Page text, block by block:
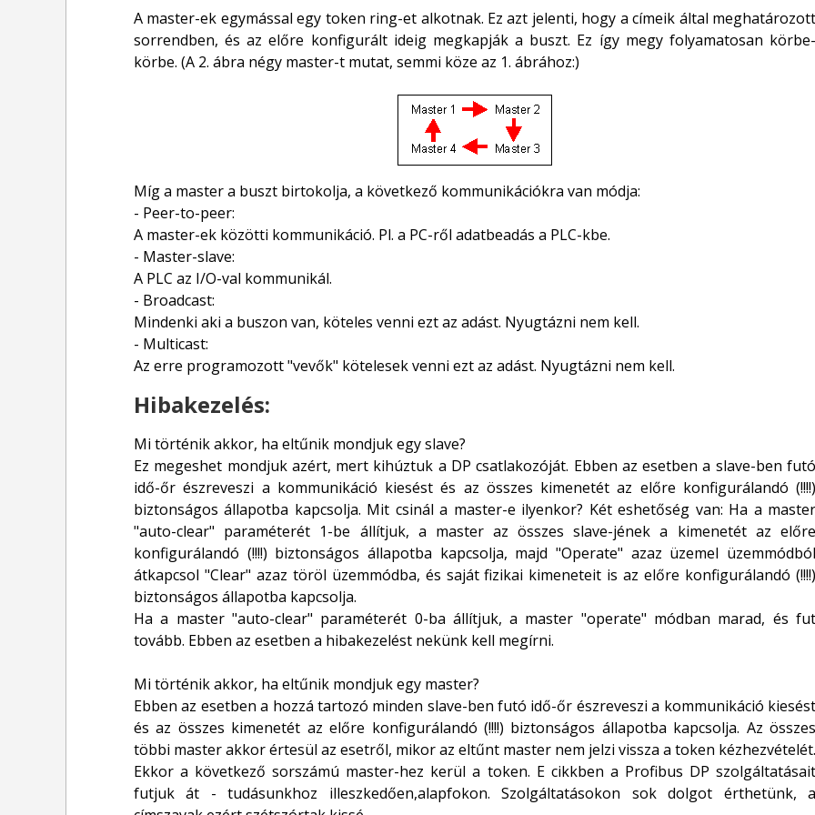
A master-ek egymással egy token ring-et alkotnak. Ez azt jelenti, hogy a címeik által meghatározott
sorrendben, és az előre konfigurált ideig megkapják a buszt. Ez így megy folyamatosan körbe-
körbe. (A 2. ábra négy master-t mutat, semmi köze az 1. ábrához:)
Míg a master a buszt birtokolja, a következő kommunikációkra van módja:
- Peer-to-peer:
A master-ek közötti kommunikáció. Pl. a PC-ről adatbeadás a PLC-kbe.
- Master-slave:
A PLC az I/O-val kommunikál.
- Broadcast:
Mindenki aki a buszon van, köteles venni ezt az adást. Nyugtázni nem kell.
- Multicast:
Az erre programozott "vevők" kötelesek venni ezt az adást. Nyugtázni nem kell.
Hibakezelés:
Mi történik akkor, ha eltűnik mondjuk egy slave?
Ez megeshet mondjuk azért, mert kihúztuk a DP csatlakozóját. Ebben az esetben a slave-ben futó
idő-őr észreveszi a kommunikáció kiesést és az összes kimenetét az előre konfigurálandó (!!!!)
biztonságos állapotba kapcsolja. Mit csinál a master-e ilyenkor? Két eshetőség van: Ha a master
"auto-clear" paraméterét 1-be állítjuk, a master az összes slave-jének a kimenetét az előre
konfigurálandó (!!!!) biztonságos állapotba kapcsolja, majd "Operate" azaz üzemel üzemmódból
átkapcsol "Clear" azaz töröl üzemmódba, és saját fizikai kimeneteit is az előre konfigurálandó (!!!!)
biztonságos állapotba kapcsolja.
Ha a master "auto-clear" paraméterét 0-ba állítjuk, a master "operate" módban marad, és fut
tovább. Ebben az esetben a hibakezelést nekünk kell megírni.
Mi történik akkor, ha eltűnik mondjuk egy master?
Ebben az esetben a hozzá tartozó minden slave-ben futó idő-őr észreveszi a kommunikáció kiesést
és az összes kimenetét az előre konfigurálandó (!!!!) biztonságos állapotba kapcsolja. Az összes
többi master akkor értesül az esetről, mikor az eltűnt master nem jelzi vissza a token kézhezvételét.
Ekkor a következő sorszámú master-hez kerül a token. E cikkben a Profibus DP
futjuk át - tudásunkhoz illeszkedően,alapfokon. Szolgáltatásokon sok dolgot érthetünk, a